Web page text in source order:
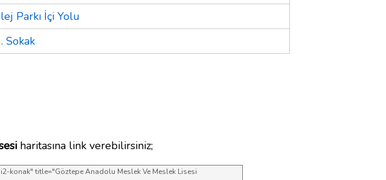
Parkı İçi Yolu
Sokak
haritasına link verebilirsiniz;